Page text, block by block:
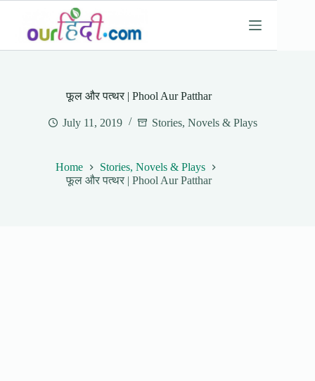
content
फूल और पत्थर | Phool Aur Patthar
July 11, 2019 Stories, Novels & Plays
Home
Stories, Novels & Plays
फूल और पत्थर | Phool Aur Patthar